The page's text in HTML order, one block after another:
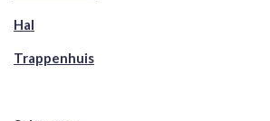
Hal
Trappenhuis